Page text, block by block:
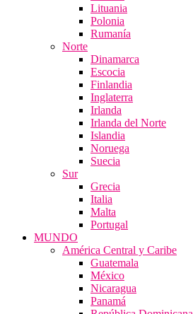
Lituania
Polonia
Rumanía
Norte
Dinamarca
Escocia
Finlandia
Inglaterra
Irlanda
Irlanda del Norte
Islandia
Noruega
Suecia
Sur
Grecia
Italia
Malta
Portugal
MUNDO
América Central y Caribe
Guatemala
México
Nicaragua
Panamá